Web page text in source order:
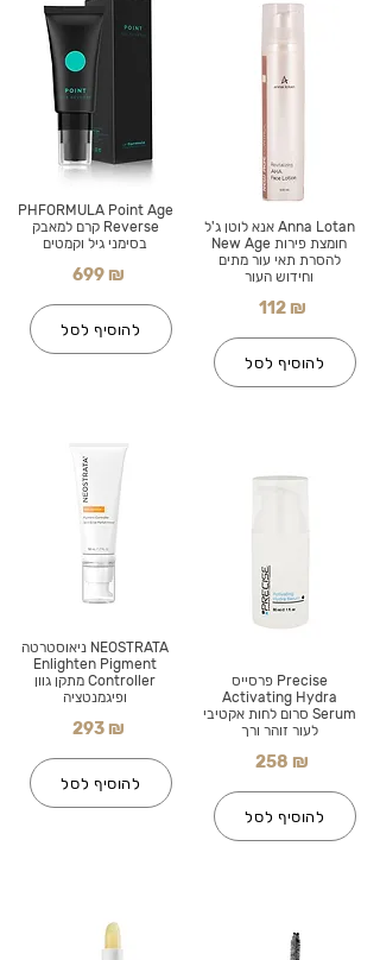
PHFORMULA Point Age
Reverse קרם למאבק
בסימני גיל וקמטים
699 ₪
להוסיף לסל
NEOSTRATA ניאוסטרטה
Enlighten Pigment
Controller מתקן גוון
ופיגמנטציה
293 ₪
להוסיף לסל
Anna Lotan אנא לוטן ג'ל
חומצת פירות New Age
להסרת תאי עור מתים
וחידוש העור
112 ₪
להוסיף לסל
Precise פרסייס
Activating Hydra
Serum סרום לחות אקטיבי
לעור זוהר ורך
258 ₪
להוסיף לסל